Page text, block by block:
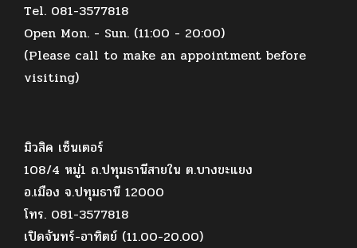
Tel. 081-3577818
Open Mon. - Sun. (11:00 - 20:00)
(Please call to make an appointment before
visiting)
มิวสิค เซ็นเตอร์
108/4 หมู่1 ถ.ปทุมธานีสายใน ต.บางขะแยง
อ.เมือง จ.ปทุมธานี 12000
โทร. 081-3577818
เปิดจันทร์-อาทิตย์ (11.00-20.00)